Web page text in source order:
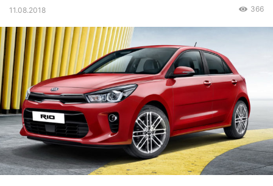
11.08.2018 366